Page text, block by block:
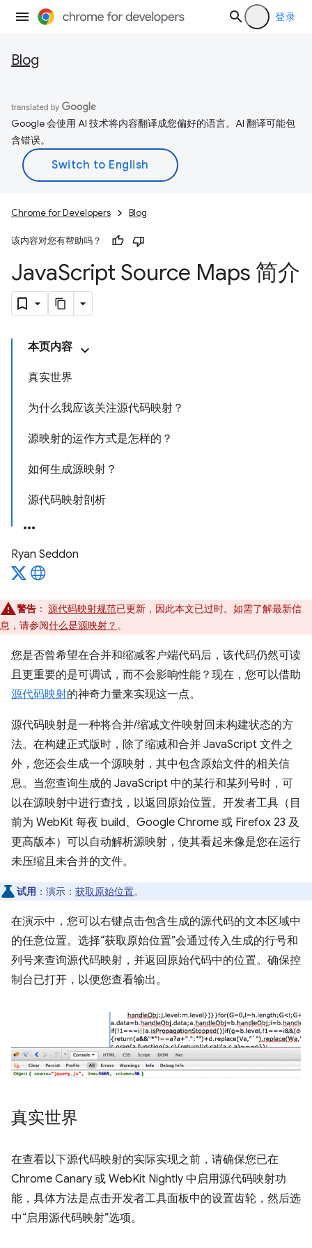
登录
Blog
Google 会使用 AI 技术将内容翻译成您偏好的语言。AI 翻译可能包
含错误。
Chrome for Developers Blog
该内容对您有帮助吗？
JavaScript Source Maps 简介
本页内容
真实世界
为什么我应该关注源代码映射？
源映射的运作方式是怎样的？
如何生成源映射？
源代码映射剖析
Ryan Seddon
警告 ： 源代码映射规范已更新，因此本文已过时。如需了解最新信
息，请参阅什么是源映射？ 。
您是否曾希望在合并和缩减客户端代码后，该代码仍然可读
且更重要的是可调试，而不会影响性能？现在，您可以借助
源代码映射的神奇力量来实现这一点。
源代码映射是一种将合并/缩减文件映射回未构建状态的方
法。在构建正式版时，除了缩减和合并 JavaScript 文件之
外，您还会生成一个源映射，其中包含原始文件的相关信
息。当您查询生成的 JavaScript 中的某行和某列号时，可
以在源映射中进行查找，以返回原始位置。开发者工具（目
前为 WebKit 每夜 build、Google Chrome 或 Firefox 23 及
更高版本）可以自动解析源映射，使其看起来像是您在运行
未压缩且未合并的文件。
试用 ：演示： 获取原始位置。
在演示中，您可以右键点击包含生成的源代码的文本区域中
的任意位置。选择“获取原始位置”会通过传入生成的行号和
列号来查询源代码映射，并返回原始代码中的位置。确保控
制台已打开，以便您查看输出。
真实世界
在查看以下源代码映射的实际实现之前，请确保您已在
Chrome Canary 或 WebKit Nightly 中启用源代码映射功
能，具体方法是点击开发者工具面板中的设置齿轮，然后选
中“启用源代码映射”选项。